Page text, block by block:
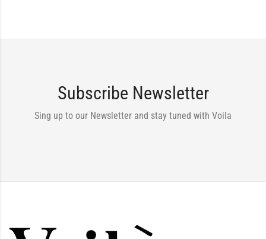
Subscribe Newsletter
Sing up to our Newsletter and stay tuned with Voila